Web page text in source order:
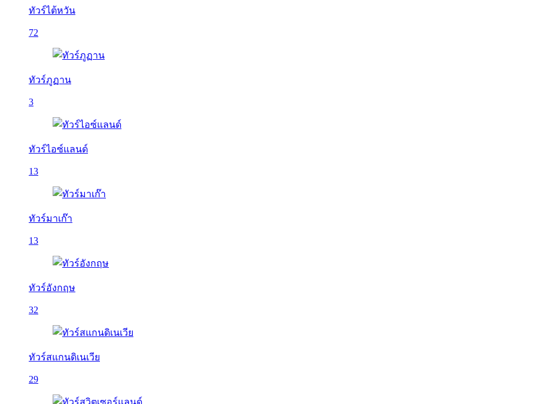
ทัวร์ไต้หวัน
72
ทัวร์ภูฏาน
3
ทัวร์ไอซ์แลนด์
13
ทัวร์มาเก๊า
13
ทัวร์อังกฤษ
32
ทัวร์สแกนดิเนเวีย
29